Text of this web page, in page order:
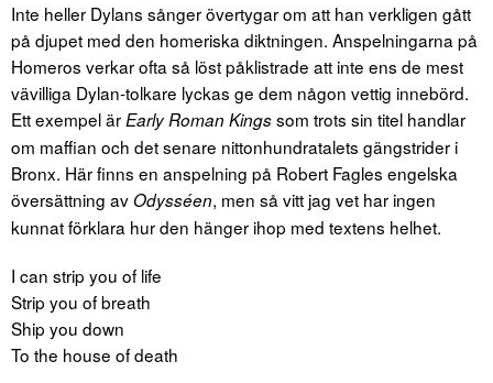
Inte heller Dylans sånger övertygar om att han verkligen gått
på djupet med den homeriska diktningen. Anspelningarna på
Homeros verkar ofta så löst påklistrade att inte ens de mest
vävilliga Dylan-tolkare lyckas ge dem någon vettig innebörd.
Ett exempel ärEarly Roman Kingssom trots sin titel handlar
om maffian och det senare nittonhundratalets gängstrider i
Bronx. Här finns en anspelning på Robert Fagles engelska
översättning avOdysséen, men så vitt jag vet har ingen
kunnat förklara hur den hänger ihop med textens helhet.
I can strip you of life
Strip you of breath
Ship you down
To the house of death